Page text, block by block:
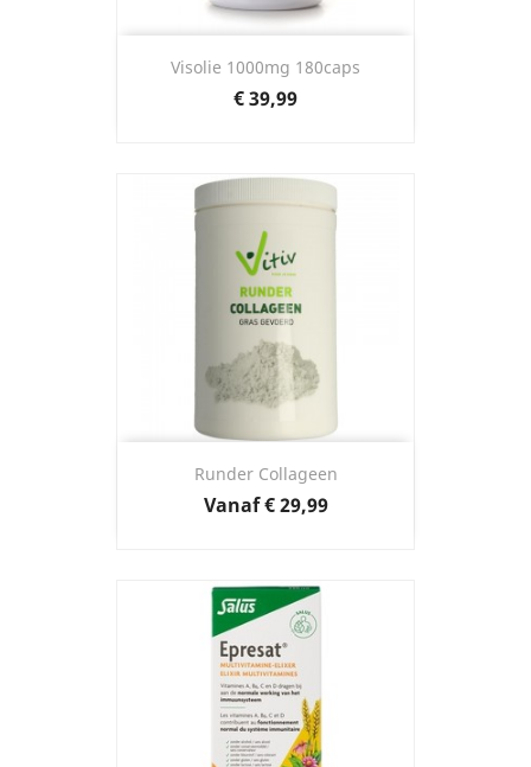
Visolie 1000mg 180caps
Prijs
€ 39,99
Runder Collageen
VanafPrijs
€ 29,99